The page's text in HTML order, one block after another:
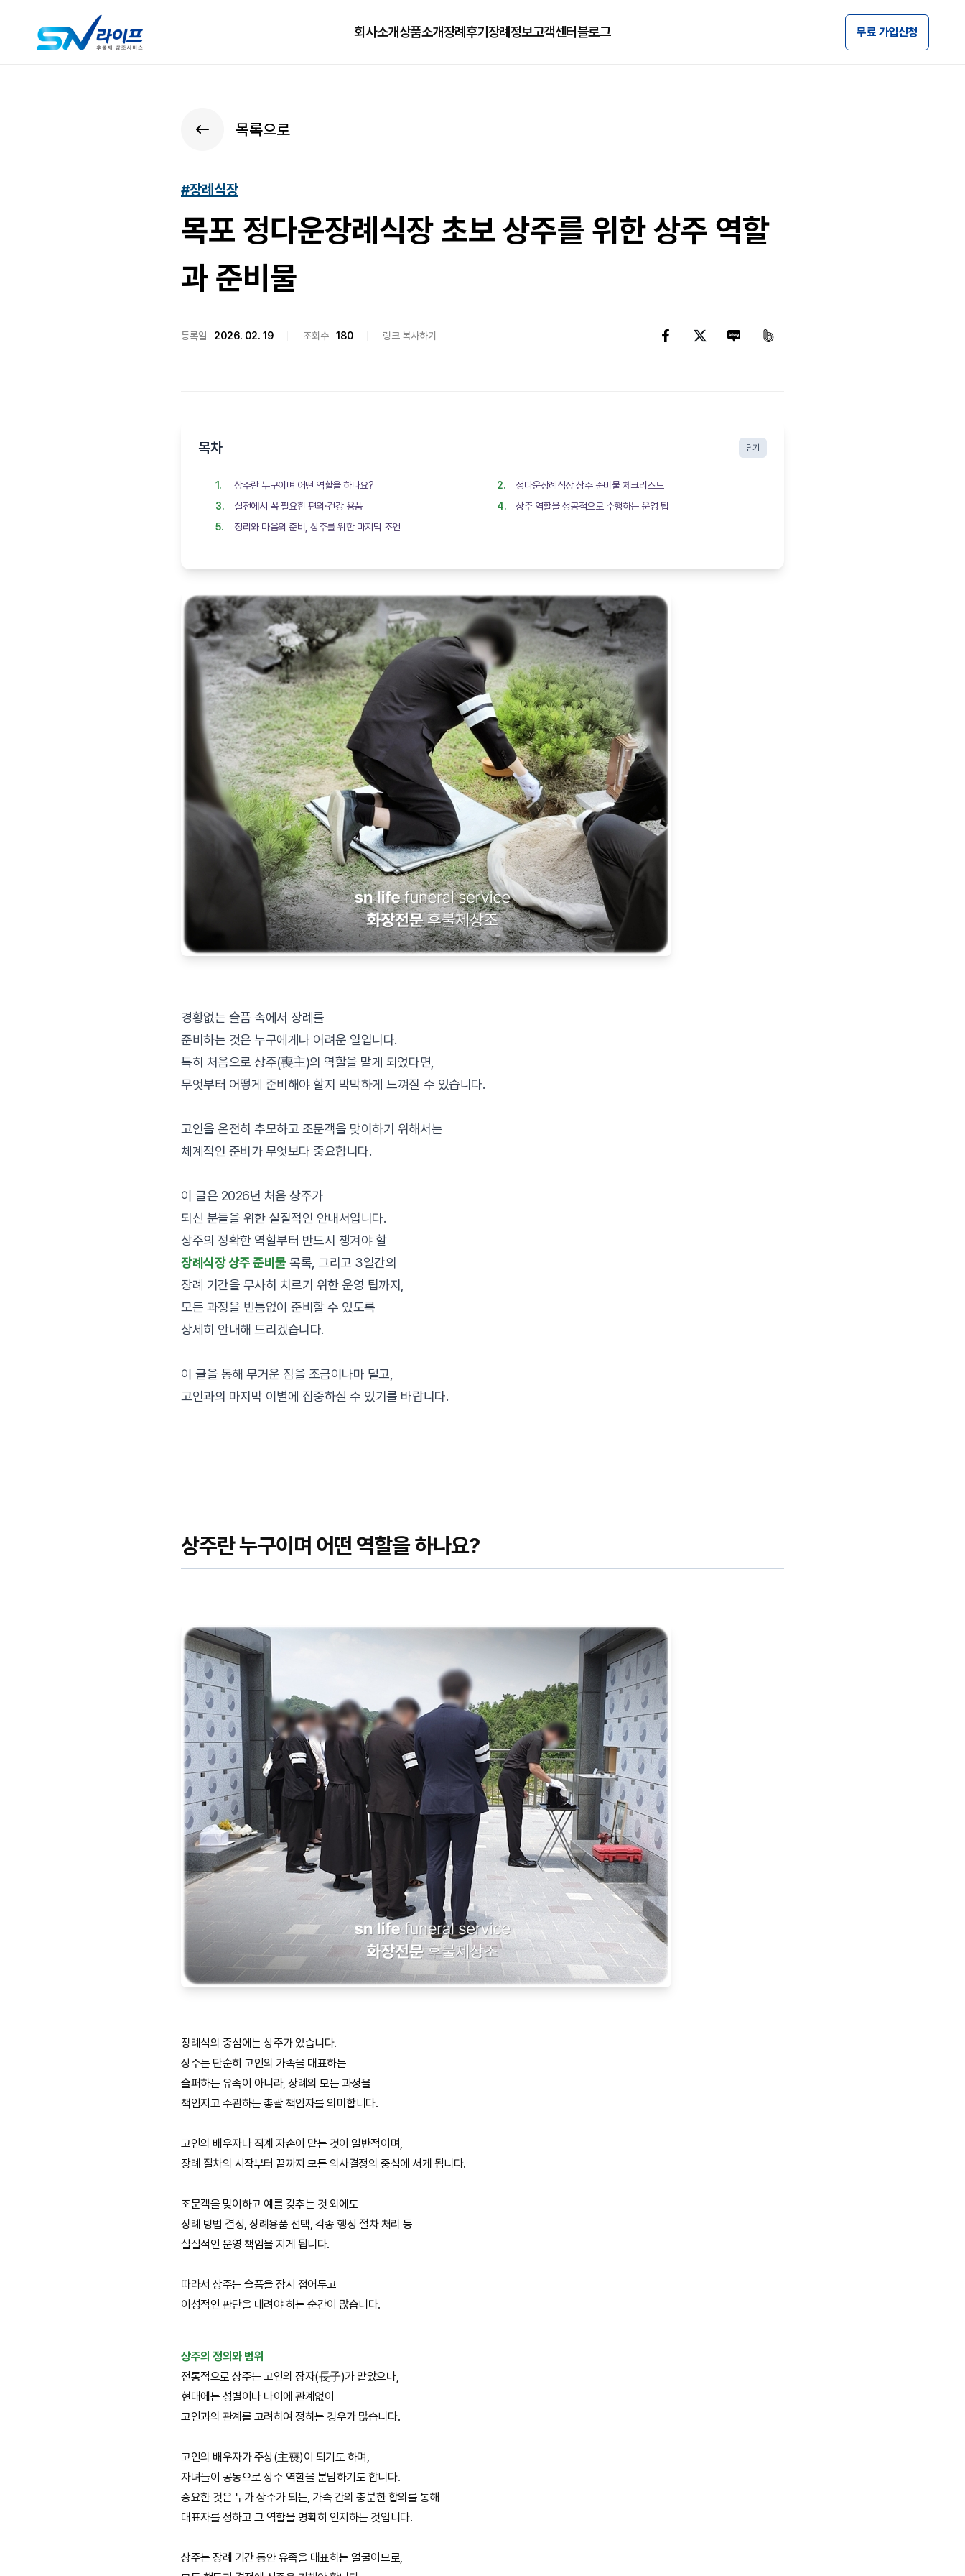
회사소개상품소개장례후기 장례정보고객센터블로그 무료 가입신청
목록으로
#장례식장
목포 정다운장례식장 초보 상주를 위한 상주 역할
과 준비물
등록일 2026. 02. 19 조회수 180 링크 복사하기
목차 닫기
상주란 누구이며 어떤 역할을 하나요? ‍‍‍
정다운장례식장 상주 준비물 체크리스트
실전에서 꼭 필요한 편의·건강 용품
상주 역할을 성공적으로 수행하는 운영 팁
정리와 마음의 준비, 상주를 위한 마지막 조언
경황없는 슬픔 속에서 장례를
준비하는 것은 누구에게나 어려운 일입니다.
특히 처음으로 상주(喪主)의 역할을 맡게 되었다면,
무엇부터 어떻게 준비해야 할지 막막하게 느껴질 수 있습니다.
고인을 온전히 추모하고 조문객을 맞이하기 위해서는
체계적인 준비가 무엇보다 중요합니다.
이 글은 2026년 처음 상주가
되신 분들을 위한 실질적인 안내서입니다.
상주의 정확한 역할부터 반드시 챙겨야 할
장례식장 상주 준비물 목록, 그리고 3일간의
장례 기간을 무사히 치르기 위한 운영 팁까지,
모든 과정을 빈틈없이 준비할 수 있도록
상세히 안내해 드리겠습니다.
이 글을 통해 무거운 짐을 조금이나마 덜고,
고인과의 마지막 이별에 집중하실 수 있기를 바랍니다.
상주란 누구이며 어떤 역할을 하나요?
장례식의 중심에는 상주가 있습니다.
상주는 단순히 고인의 가족을 대표하는
슬퍼하는 유족이 아니라, 장례의 모든 과정을
책임지고 주관하는 총괄 책임자를 의미합니다.
고인의 배우자나 직계 자손이 맡는 것이 일반적이며,
장례 절차의 시작부터 끝까지 모든 의사결정의 중심에 서게 됩니다.
조문객을 맞이하고 예를 갖추는 것 외에도
장례 방법 결정, 장례용품 선택, 각종 행정 절차 처리 등
실질적인 운영 책임을 지게 됩니다.
따라서 상주는 슬픔을 잠시 접어두고
이성적인 판단을 내려야 하는 순간이 많습니다.
상주의 정의와 범위
전통적으로 상주는 고인의 장자(長子)가 맡았으나,
현대에는 성별이나 나이에 관계없이
고인과의 관계를 고려하여 정하는 경우가 많습니다.
고인의 배우자가 주상(主喪)이 되기도 하며,
자녀들이 공동으로 상주 역할을 분담하기도 합니다.
중요한 것은 누가 상주가 되든, 가족 간의 충분한 합의를 통해
대표자를 정하고 그 역할을 명확히 인지하는 것입니다.
상주는 장례 기간 동안 유족을 대표하는 얼굴이므로,